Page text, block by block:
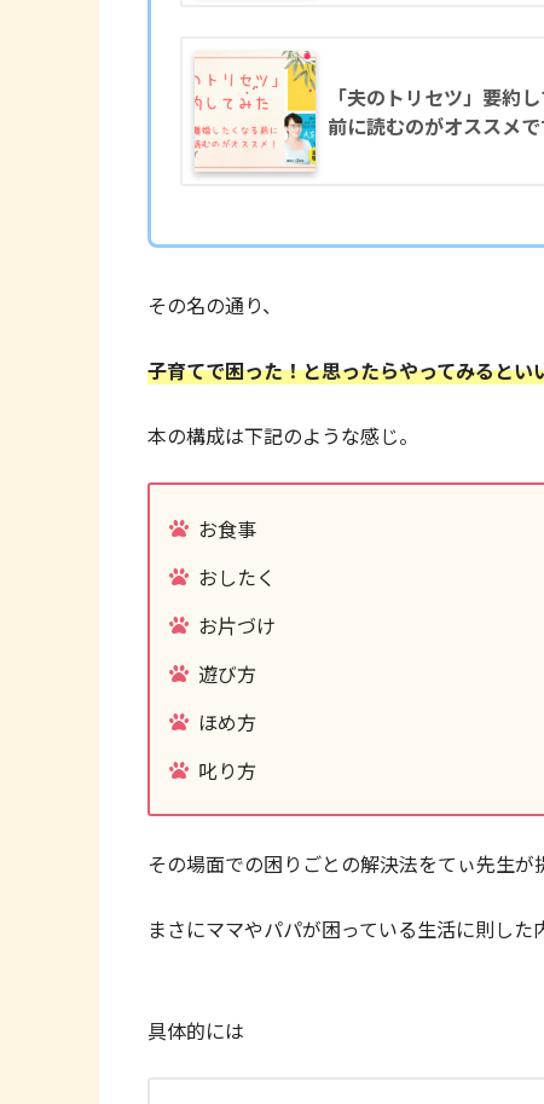
「夫のトリセツ」要約
前に読むのがオススメ
その名の通り、
子育てで困った！と思ったらやってみると
本の構成は下記のような感じ。
お食事
おしたく
お片づけ
遊び方
ほめ方
叱り方
その場面での困りごとの解決法をてぃ先生が
まさにママやパパが困っている生活に則した
具体的には